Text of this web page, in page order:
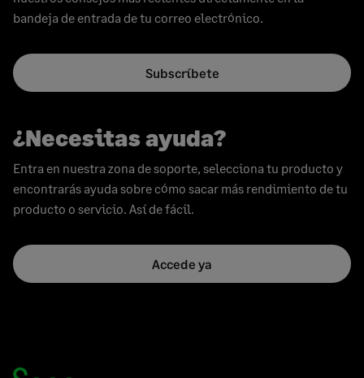
bandeja de entrada de tu correo electrónico.
Subscríbete
¿Necesitas ayuda?
Entra en nuestra zona de soporte, selecciona tu producto y
encontrarás ayuda sobre cómo sacar más rendimiento de tu
producto o servicio. Así de fácil.
Accede ya